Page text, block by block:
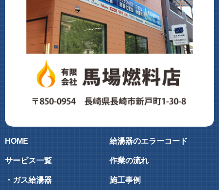
HOME
サービス一覧
・ガス給湯器
給湯器のエラーコード
作業の流れ
施工事例